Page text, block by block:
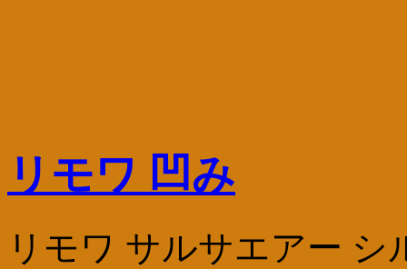
リモワ 凹み
リモワ サルサエアー シ